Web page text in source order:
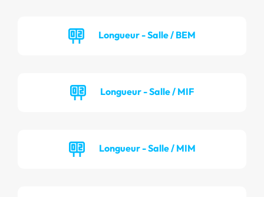
Longueur - Salle / BEM
Longueur - Salle / MIF
Longueur - Salle / MIM